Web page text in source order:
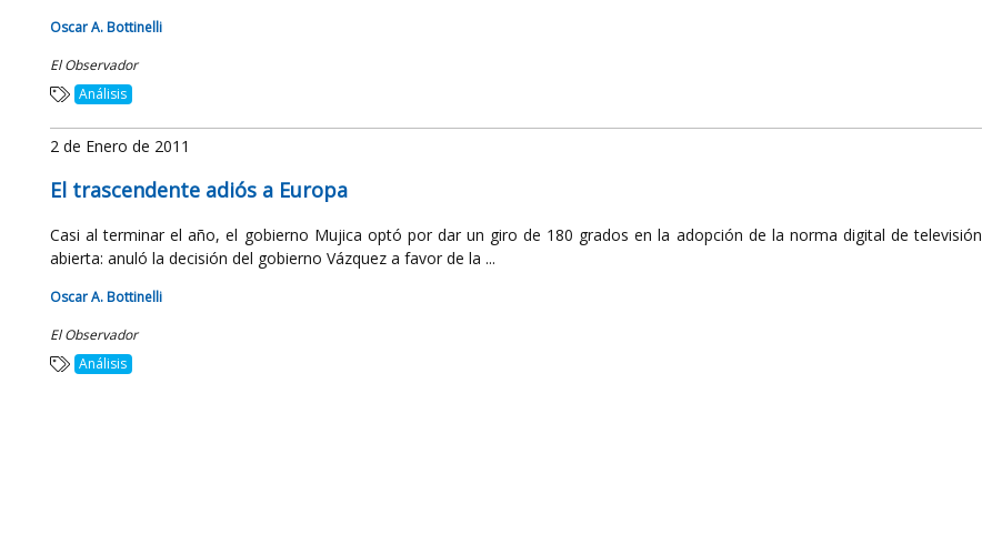
Oscar A. Bottinelli
El Observador
Análisis
2 de Enero de 2011
El trascendente adiós a Europa
Casi al terminar el año, el gobierno Mujica optó por dar un giro de 180 grados en la adopción de la norma digital de televisión
abierta: anuló la decisión del gobierno Vázquez a favor de la ...
Oscar A. Bottinelli
El Observador
Análisis